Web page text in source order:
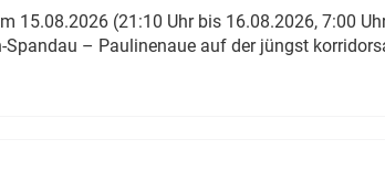
15.08.2026 (21:10 Uhr bis 16.08.2026, 7:00
– Paulinenaue auf der jüngst